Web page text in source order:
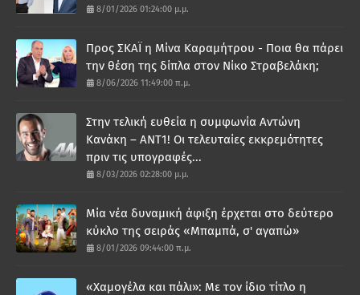
8/01/2026 01:24:00 μ.μ.
Προς ΣΚΑΪ η Μίνα Καραμήτρου - Ποια θα πάρει
την θέση της δίπλα στον Νίκο Στραβελάκη;
8/06/2026 11:49:00 π.μ.
Στην τελική ευθεία η συμφωνία Αντώνη
Κανάκη – ΑΝΤ1! Οι τελευταίες εκκρεμότητες
πριν τις υπογραφές...
8/03/2026 02:28:00 μ.μ.
Μία νέα δυναμική άφιξη έρχεται στο δεύτερο
κύκλο της σειράς «Μπαμπά, σ' αγαπώ»
8/01/2026 09:44:00 π.μ.
«Χαμογέλα και πάλι»: Με τον ίδιο τίτλο η